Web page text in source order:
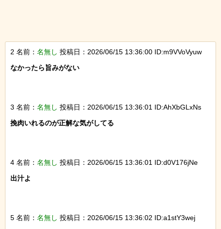
2 名前： 名無し 投稿日：2026/06/15 13:36:00 ID:m9VVoVyuw
なかったら旨みがない
3 名前： 名無し 投稿日：2026/06/15 13:36:01 ID:AhXbGLxNs
挽肉いれるのが正解な気がしてる
4 名前： 名無し 投稿日：2026/06/15 13:36:01 ID:d0V176jNe
出汁よ
5 名前： 名無し 投稿日：2026/06/15 13:36:02 ID:a1stY3wej